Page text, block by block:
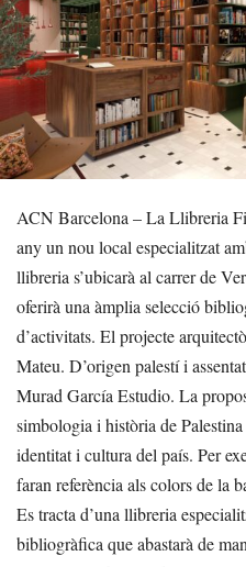
ACN Barcelona – La Llibreria
any un nou local especialitzat
llibreria s’ubicarà al carrer de
oferirà una àmplia selecció
d’activitats. El projecte
Mateu. D’origen palestí i
Murad García Estudio. La
simbologia i història de
identitat i cultura del país. Per
faran referència als colors de la
Es tracta d’una llibreria
bibliogràfica que abastarà de